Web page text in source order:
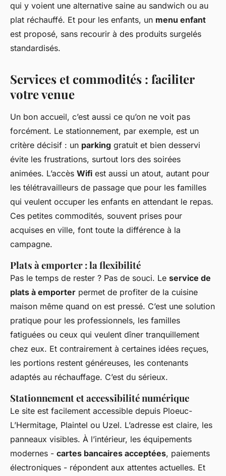
qui y voient une alternative saine au sandwich ou au
plat réchauffé. Et pour les enfants, un menu enfant
est proposé, sans recourir à des produits surgelés
standardisés.
Services et commodités : faciliter
votre venue
Un bon accueil, c’est aussi ce qu’on ne voit pas
forcément. Le stationnement, par exemple, est un
critère décisif : un parking gratuit et bien desservi
évite les frustrations, surtout lors des soirées
animées. L’accès Wifi est aussi un atout, autant pour
les télétravailleurs de passage que pour les familles
qui veulent occuper les enfants en attendant le repas.
Ces petites commodités, souvent prises pour
acquises en ville, font toute la différence à la
campagne.
Plats à emporter : la flexibilité
Pas le temps de rester ? Pas de souci. Le service de
plats à emporter permet de profiter de la cuisine
maison même quand on est pressé. C’est une solution
pratique pour les professionnels, les familles
fatiguées ou ceux qui veulent dîner tranquillement
chez eux. Et contrairement à certaines idées reçues,
les portions restent généreuses, les contenants
adaptés au réchauffage. C’est du sérieux.
Stationnement et accessibilité numérique
Le site est facilement accessible depuis Ploeuc-
L’Hermitage, Plaintel ou Uzel. L’adresse est claire, les
panneaux visibles. À l’intérieur, les équipements
modernes - cartes bancaires acceptées, paiements
électroniques - répondent aux attentes actuelles. Et